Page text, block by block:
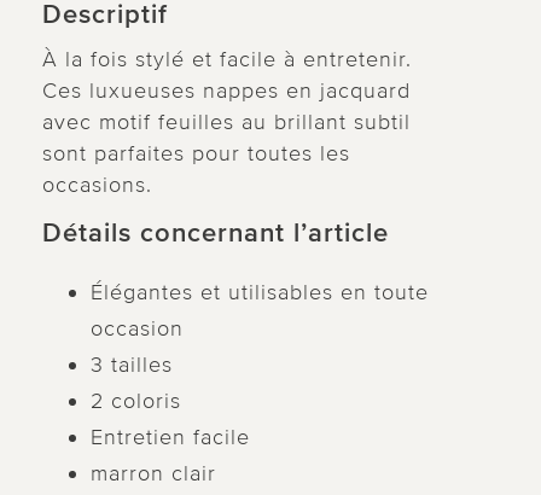
Descriptif
À la fois stylé et facile à entretenir.
Ces luxueuses nappes en jacquard
avec motif feuilles au brillant subtil
sont parfaites pour toutes les
occasions.
Détails concernant l’article
Élégantes et utilisables en toute
occasion
3 tailles
2 coloris
Entretien facile
marron clair